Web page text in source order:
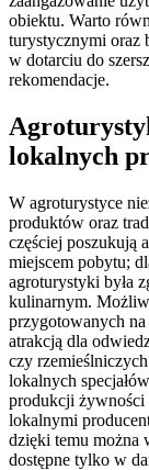
obiektu. Warto
turystycznymi oraz
w dotarciu do
rekomendacje.
lokalnych
W agroturystyce
produktów oraz
częściej poszukują
miejscem pobytu;
agroturystyki była
kulinarnym.
przygotowanych
atrakcją dla
czy
lokalnych
produkcji żywności
lokalnymi
dzięki temu można
dostępne tylko w